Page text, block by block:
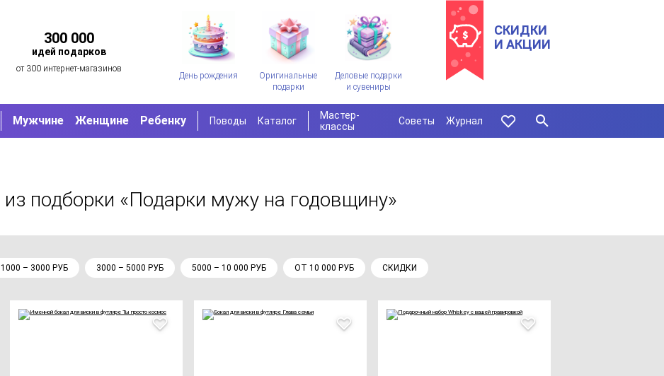
300 000
идей подарков
от 300 интернет-магазинов
День рождения
Оригинальные
подарки
Деловые подарки
и сувениры
СКИДКИ
И АКЦИИ
Мужчине Женщине Ребенку Поводы Каталог
Мастер-
классы
Советы Журнал
из подборки «Подарки мужу на годовщину»
1000 – 3000 РУБ 3000 – 5000 РУБ 5000 – 10 000 РУБ ОТ 10 000 РУБ СКИДКИ